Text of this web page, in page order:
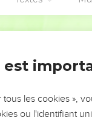
fautes comme elles
à désobéir à tes
?
tu as permis à
fautes. Et
est
les cookies »,
ou l'identifiant